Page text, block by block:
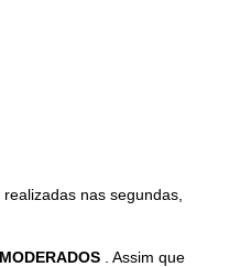
nas segundas,
MODERADOS
. Assim que